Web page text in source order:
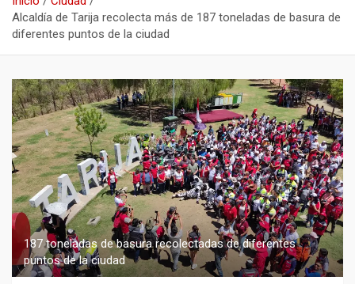
Alcaldía de Tarija recolecta más de 187 toneladas de basura de
diferentes puntos de la ciudad
187 toneladas de basura recolectadas de diferentes
puntos de la ciudad